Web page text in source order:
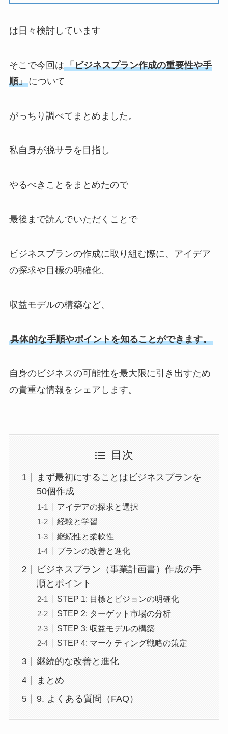
は日々検討しています
そこで今回は「ビジネスプラン作成の重要性や手
順」について
がっちり調べてまとめました。
私自身が脱サラを目指し
やるべきことをまとめたので
最後まで読んでいただくことで
ビジネスプランの作成に取り組む際に、アイデア
の探求や目標の明確化、
収益モデルの構築など、
具体的な手順やポイントを知ることができます。
自身のビジネスの可能性を最大限に引き出すため
の貴重な情報をシェアします。
目次
まず最初にすることはビジネスプランを
50個作成
アイデアの探求と選択
経験と学習
継続性と柔軟性
プランの改善と進化
ビジネスプラン（事業計画書）作成の手
順とポイント
STEP 1: 目標とビジョンの明確化
STEP 2: ターゲット市場の分析
STEP 3: 収益モデルの構築
STEP 4: マーケティング戦略の策定
継続的な改善と進化
まとめ
9. よくある質問（FAQ）